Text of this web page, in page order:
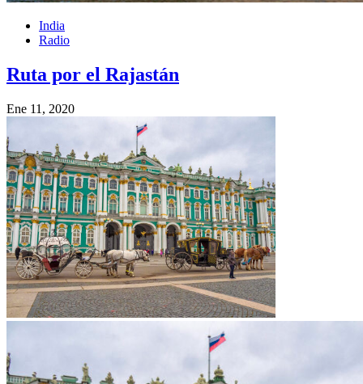
India
Radio
Ruta por el Rajastán
Ene 11, 2020